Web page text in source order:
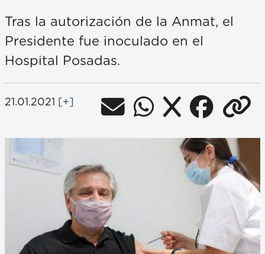
Tras la autorización de la Anmat, el
Presidente fue inoculado en el
Hospital Posadas.
21.01.2021 [+]